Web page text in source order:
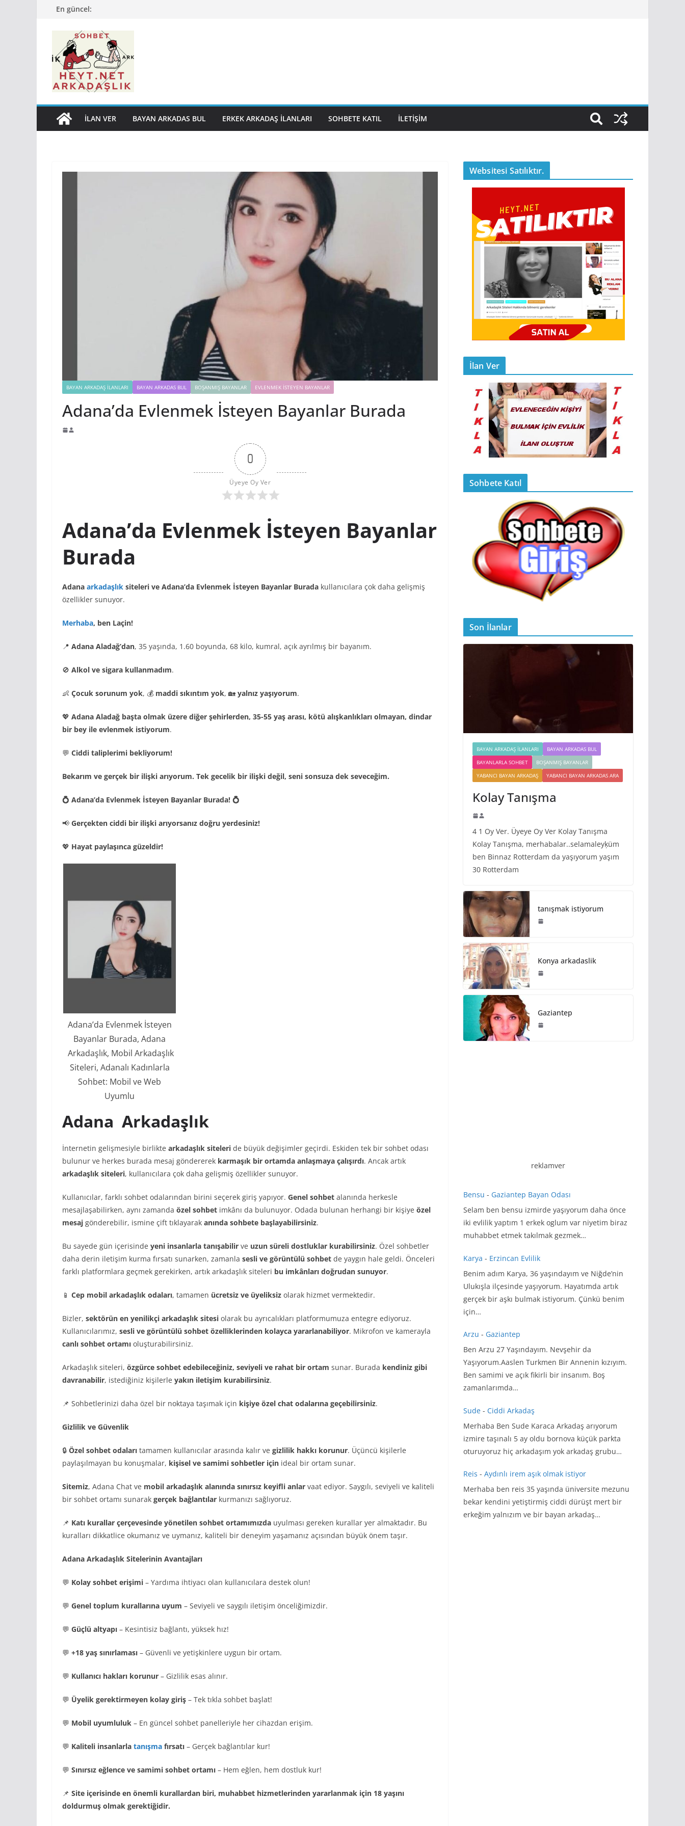
En güncel:
İLAN VER BAYAN ARKADAS BUL ERKEK ARKADAŞ İLANLARI SOHBETE KATIL İLETIŞIM
BAYAN ARKADAŞ İLANLARI BAYAN ARKADAS BUL BOŞANMIŞ BAYANLAR EVLENMEK İSTEYEN BAYANLAR
Adana’da Evlenmek İsteyen Bayanlar Burada
0
Üyeye Oy Ver
Adana’da Evlenmek İsteyen Bayanlar
Burada
Adana arkadaşlık siteleri ve Adana’da Evlenmek İsteyen Bayanlar Burada kullanıcılara çok daha gelişmiş
özellikler sunuyor.
Merhaba, ben Laçin!
📍 Adana Aladağ’dan, 35 yaşında, 1.60 boyunda, 68 kilo, kumral, açık ayrılmış bir bayanım.
🚫 Alkol ve sigara kullanmadım.
👶 Çocuk sorunum yok, 💰 maddi sıkıntım yok, 🏡 yalnız yaşıyorum.
💖 Adana Aladağ başta olmak üzere diğer şehirlerden, 35-55 yaş arası, kötü alışkanlıkları olmayan, dindar
bir bey ile evlenmek istiyorum.
💬 Ciddi taliplerimi bekliyorum!
Bekarım ve gerçek bir ilişki arıyorum. Tek gecelik bir ilişki değil, seni sonsuza dek seveceğim.
💍 Adana’da Evlenmek İsteyen Bayanlar Burada! 💍
📢 Gerçekten ciddi bir ilişki arıyorsanız doğru yerdesiniz!
💖 Hayat paylaşınca güzeldir!
Adana’da Evlenmek İsteyen
Bayanlar Burada, Adana
Arkadaşlık, Mobil Arkadaşlık
Siteleri, Adanalı Kadınlarla
Sohbet: Mobil ve Web
Uyumlu
Adana Arkadaşlık
İnternetin gelişmesiyle birlikte arkadaşlık siteleri de büyük değişimler geçirdi. Eskiden tek bir sohbet odası
bulunur ve herkes burada mesaj göndererek karmaşık bir ortamda anlaşmaya çalışırdı. Ancak artık
arkadaşlık siteleri, kullanıcılara çok daha gelişmiş özellikler sunuyor.
Kullanıcılar, farklı sohbet odalarından birini seçerek giriş yapıyor. Genel sohbet alanında herkesle
mesajlaşabilirken, aynı zamanda özel sohbet imkânı da bulunuyor. Odada bulunan herhangi bir kişiye özel
mesaj gönderebilir, ismine çift tıklayarak anında sohbete başlayabilirsiniz.
Bu sayede gün içerisinde yeni insanlarla tanışabilir ve uzun süreli dostluklar kurabilirsiniz. Özel sohbetler
daha derin iletişim kurma fırsatı sunarken, zamanla sesli ve görüntülü sohbet de yaygın hale geldi. Önceleri
farklı platformlara geçmek gerekirken, artık arkadaşlık siteleri bu imkânları doğrudan sunuyor.
📱 Cep mobil arkadaşlık odaları, tamamen ücretsiz ve üyeliksiz olarak hizmet vermektedir.
Bizler, sektörün en yenilikçi arkadaşlık sitesi olarak bu ayrıcalıkları platformumuza entegre ediyoruz.
Kullanıcılarımız, sesli ve görüntülü sohbet özelliklerinden kolayca yararlanabiliyor. Mikrofon ve kamerayla
canlı sohbet ortamı oluşturabilirsiniz.
Arkadaşlık siteleri, özgürce sohbet edebileceğiniz, seviyeli ve rahat bir ortam sunar. Burada kendiniz gibi
davranabilir, istediğiniz kişilerle yakın iletişim kurabilirsiniz.
📌 Sohbetlerinizi daha özel bir noktaya taşımak için kişiye özel chat odalarına geçebilirsiniz.
Gizlilik ve Güvenlik
🔒 Özel sohbet odaları tamamen kullanıcılar arasında kalır ve gizlilik hakkı korunur. Üçüncü kişilerle
paylaşılmayan bu konuşmalar, kişisel ve samimi sohbetler için ideal bir ortam sunar.
Sitemiz, Adana Chat ve mobil arkadaşlık alanında sınırsız keyifli anlar vaat ediyor. Saygılı, seviyeli ve kaliteli
bir sohbet ortamı sunarak gerçek bağlantılar kurmanızı sağlıyoruz.
📌 Katı kurallar çerçevesinde yönetilen sohbet ortamımızda uyulması gereken kurallar yer almaktadır. Bu
kuralları dikkatlice okumanız ve uymanız, kaliteli bir deneyim yaşamanız açısından büyük önem taşır.
Adana Arkadaşlık Sitelerinin Avantajları
💬 Kolay sohbet erişimi – Yardıma ihtiyacı olan kullanıcılara destek olun!
💬 Genel toplum kurallarına uyum – Seviyeli ve saygılı iletişim önceliğimizdir.
💬 Güçlü altyapı – Kesintisiz bağlantı, yüksek hız!
💬 +18 yaş sınırlaması – Güvenli ve yetişkinlere uygun bir ortam.
💬 Kullanıcı hakları korunur – Gizlilik esas alınır.
💬 Üyelik gerektirmeyen kolay giriş – Tek tıkla sohbet başlat!
💬 Mobil uyumluluk – En güncel sohbet panelleriyle her cihazdan erişim.
💬 Kaliteli insanlarla tanışma fırsatı – Gerçek bağlantılar kur!
💬 Sınırsız eğlence ve samimi sohbet ortamı – Hem eğlen, hem dostluk kur!
📌 Site içerisinde en önemli kurallardan biri, muhabbet hizmetlerinden yararlanmak için 18 yaşını
doldurmuş olmak gerektiğidir.
Websitesi Satılıktır.
İlan Ver
Sohbete Katıl
Son İlanlar
BAYAN ARKADAŞ İLANLARI
BAYAN ARKADAS BUL
BAYANLARLA SOHBET
BOŞANMIŞ BAYANLAR
YABANCI BAYAN ARKADAŞ
YABANCI BAYAN ARKADAS ARA
Kolay Tanışma
4 1 Oy Ver. Üyeye Oy Ver Kolay Tanışma
Kolay Tanışma, merhabalar..selamaleyķüm
ben Binnaz Rotterdam da yaşıyorum yaşım
30 Rotterdam
tanışmak istiyorum
Konya arkadaslik
Gaziantep
reklamver
Bensu - Gaziantep Bayan Odası
Selam ben bensu izmirde yaşıyorum daha önce
iki evlilik yaptım 1 erkek oglum var niyetim biraz
muhabbet etmek takılmak gezmek…
Karya - Erzincan Evlilik
Benim adım Karya, 36 yaşındayım ve Niğde’nin
Ulukışla ilçesinde yaşıyorum. Hayatımda artık
gerçek bir aşkı bulmak istiyorum. Çünkü benim
için…
Arzu - Gaziantep
Ben Arzu 27 Yaşındayım. Nevşehir da
Yaşıyorum.Aaslen Turkmen Bir Annenin kızıyım.
Ben samimi ve açık fikirli bir insanım. Boş
zamanlarımda…
Sude - Ciddi Arkadaş
Merhaba Ben Sude Karaca Arkadaş arıyorum
izmire taşınalı 5 ay oldu bornova küçük parkta
oturuyoruz hiç arkadaşım yok arkadaş grubu…
Reis - Aydınlı irem aşık olmak istiyor
Merhaba ben reis 35 yaşında üniversite mezunu
bekar kendini yetiştirmiş ciddi dürüşt mert bir
erkeğim yalnızım ve bir bayan arkadaş…